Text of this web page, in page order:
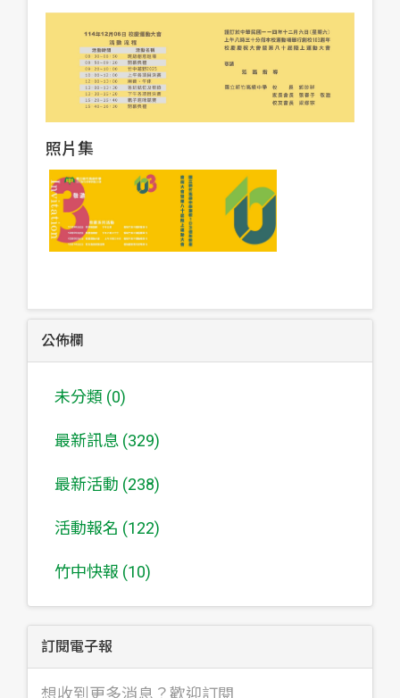
照片集
公佈欄
未分類 (0)
最新訊息 (329)
最新活動 (238)
活動報名 (122)
竹中快報 (10)
訂閱電子報